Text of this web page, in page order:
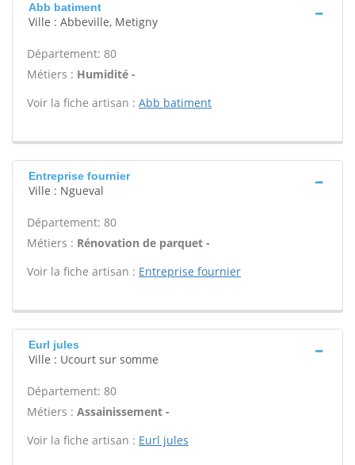
Abb batiment
Ville : Abbeville, Metigny
Département: 80
Métiers : Humidité -
Voir la fiche artisan : Abb batiment
Entreprise fournier
Ville : Ngueval
Département: 80
Métiers : Rénovation de parquet -
Voir la fiche artisan : Entreprise fournier
Eurl jules
Ville : Ucourt sur somme
Département: 80
Métiers : Assainissement -
Voir la fiche artisan : Eurl jules